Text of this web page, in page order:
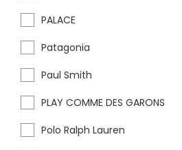
PALACE
Patagonia
Paul Smith
PLAY COMME DES GARONS
Polo Ralph Lauren